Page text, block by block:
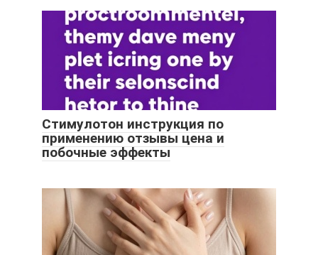
Стимулотон инструкция по
применению отзывы цена и
побочные эффекты